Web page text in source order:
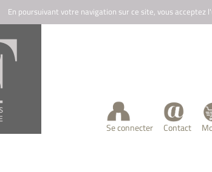
En poursuivant votre navigation sur ce site, vous acceptez
Se connecter Contact